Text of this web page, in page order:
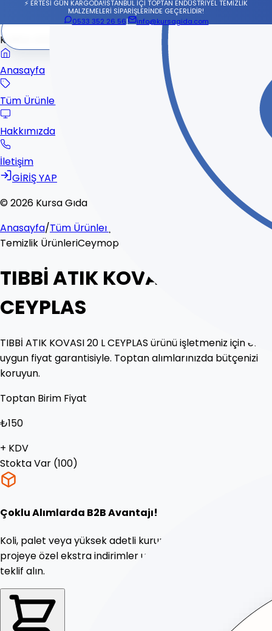
⚡ ERTESİ GÜN KARGODA!İSTANBUL İÇİ TOPTAN ENDÜSTRİYEL TEMİZLİK
MALZEMELERİ SİPARİŞLERİNDE GEÇERLİDİR!
0533 352 26 56| info@kursagida.com
KURSA GIDA
Anasayfa
Tüm Ürünler
Hakkımızda
İletişim
GİRİŞ YAP
© 2026 Kursa Gıda
Anasayfa/Tüm Ürünler/
TIBBİ ATIK KOVASI 20 L CEYPLAS
Temizlik ÜrünleriCeymop
TIBBİ ATIK KOVASI 20 L
CEYPLAS
TIBBİ ATIK KOVASI 20 L CEYPLAS ürünü işletmeniz için en
uygun fiyat garantisiyle. Toptan alımlarınızda bütçenizi
koruyun.
Toptan Birim Fiyat
₺150
+ KDV
Stokta Var (100)
Çoklu Alımlarda B2B Avantajı!
Koli, palet veya yüksek adetli kurumsal siparişlerinizde
projeye özelekstra indirimleruygulanmaktadır. Hemen
teklif alın.